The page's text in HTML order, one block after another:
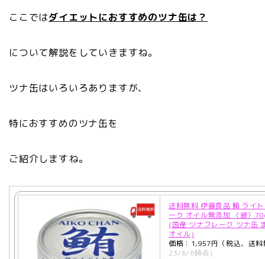
ここではダイエットにおすすめのツナ缶は？
について解説をしていきますね。
ツナ缶はいろいろありますが、
特におすすめのツナ缶を
ご紹介しますね。
送料無料 伊藤食品 鮪 ライ
ーク オイル無添加 （銀）
(国産 ツナフレーク ツナ缶
オイル)
価格：1,957円（税込、送
23/6/6時点)